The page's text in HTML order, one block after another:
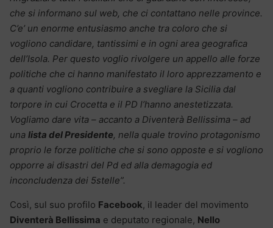
che si informano sul web, che ci contattano nelle province.
C’e’ un enorme entusiasmo anche tra coloro che si
vogliono candidare, tantissimi e in ogni area geografica
dell’Isola. Per questo voglio rivolgere un appello alle forze
politiche che ci hanno manifestato il loro apprezzamento e
a quanti vogliono contribuire a svegliare la Sicilia dal
torpore in cui Crocetta e il PD l’hanno anestetizzata.
Vogliamo dare vita – accanto a Diventerà Bellissima – ad
una lista del Presidente, nella quale trovino protagonismo
proprio le forze politiche che si sono opposte e si vogliono
opporre ai disastri del Pd ed alla demagogia ed
inconcludenza dei 5stelle”.
Così, sul suo profilo Facebook, il leader del movimento
Diventerà Bellissima e deputato regionale, Nello